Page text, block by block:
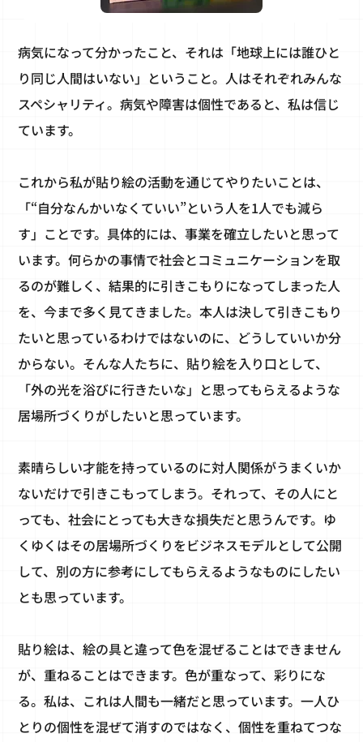
病気になって分かったこと、それは「地球上には誰ひと
り同じ人間はいない」ということ。人はそれぞれみんな
スペシャリティ。病気や障害は個性であると、私は信じ
ています。
これから私が貼り絵の活動を通じてやりたいことは、
「“自分なんかいなくていい”という人を1人でも減ら
す」ことです。具体的には、事業を確立したいと思って
います。何らかの事情で社会とコミュニケーションを取
るのが難しく、結果的に引きこもりになってしまった人
を、今まで多く見てきました。本人は決して引きこもり
たいと思っているわけではないのに、どうしていいか分
からない。そんな人たちに、貼り絵を入り口として、
「外の光を浴びに行きたいな」と思ってもらえるような
居場所づくりがしたいと思っています。
素晴らしい才能を持っているのに対人関係がうまくいか
ないだけで引きこもってしまう。それって、その人にと
っても、社会にとっても大きな損失だと思うんです。ゆ
くゆくはその居場所づくりをビジネスモデルとして公開
して、別の方に参考にしてもらえるようなものにしたい
とも思っています。
貼り絵は、絵の具と違って色を混ぜることはできません
が、重ねることはできます。色が重なって、彩りにな
る。私は、これは人間も一緒だと思っています。一人ひ
とりの個性を混ぜて消すのではなく、個性を重ねてつな